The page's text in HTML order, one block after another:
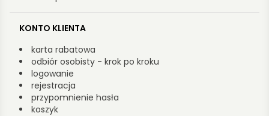
KONTO KLIENTA
karta rabatowa
odbiór osobisty - krok po kroku
logowanie
rejestracja
przypomnienie hasła
koszyk